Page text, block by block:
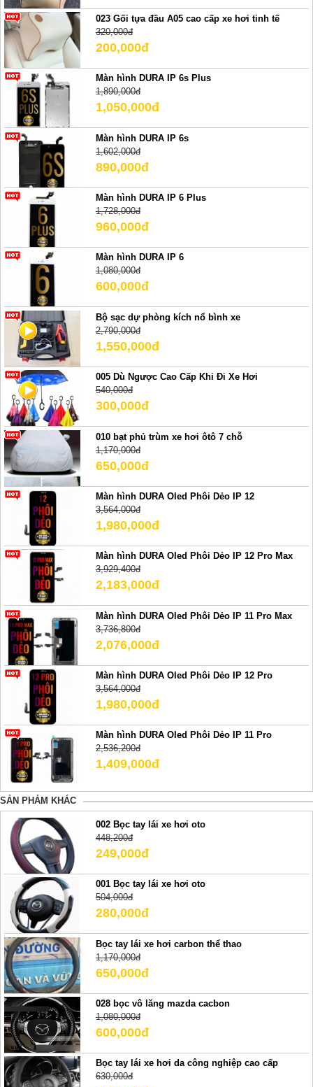
023 Gối tựa đầu A05 cao cấp xe hơi tinh tế
320,000đ
200,000đ
Màn hình DURA IP 6s Plus
1,890,000đ
1,050,000đ
Màn hình DURA IP 6s
1,602,000đ
890,000đ
Màn hình DURA IP 6 Plus
1,728,000đ
960,000đ
Màn hình DURA IP 6
1,080,000đ
600,000đ
Bộ sạc dự phòng kích nổ bình xe
2,790,000đ
1,550,000đ
005 Dù Ngược Cao Cấp Khi Đi Xe Hơi
540,000đ
300,000đ
010 bạt phủ trùm xe hơi ôtô 7 chỗ
1,170,000đ
650,000đ
Màn hình DURA Oled Phôi Dẻo IP 12
3,564,000đ
1,980,000đ
Màn hình DURA Oled Phôi Dẻo IP 12 Pro Max
3,929,400đ
2,183,000đ
Màn hình DURA Oled Phôi Dẻo IP 11 Pro Max
3,736,800đ
2,076,000đ
Màn hình DURA Oled Phôi Dẻo IP 12 Pro
3,564,000đ
1,980,000đ
Màn hình DURA Oled Phôi Dẻo IP 11 Pro
2,536,200đ
1,409,000đ
SẢN PHẢM KHÁC
002 Bọc tay lái xe hơi oto
448,200đ
249,000đ
001 Bọc tay lái xe hơi oto
504,000đ
280,000đ
Bọc tay lái xe hơi carbon thể thao
1,170,000đ
650,000đ
028 bọc vô lăng mazda cacbon
1,080,000đ
600,000đ
Bọc tay lái xe hơi da công nghiệp cao cấp
630,000đ